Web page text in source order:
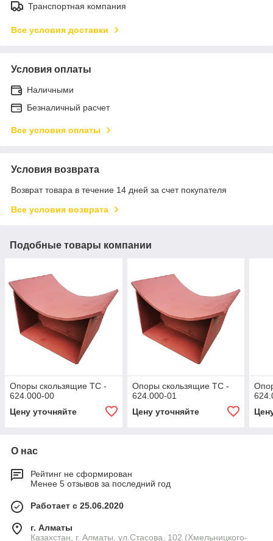
Транспортная компания
Все условия доставки
Условия оплаты
Наличными
Безналичный расчет
Все условия оплаты
Условия возврата
Возврат товара в течение 14 дней за счет покупателя
Все условия возврата
Подобные товары компании
Опоры скользящие ТС -
624.000-00
Цену уточняйте
Опоры скользящие ТС -
624.000-01
Цену уточняйте
О нас
Рейтинг не сформирован
Менее 5 отзывов за последний год
Работает с 25.06.2020
г. Алматы
Казахстан, г. Алматы, ул.Стасова, 102 (Хмельницкого-